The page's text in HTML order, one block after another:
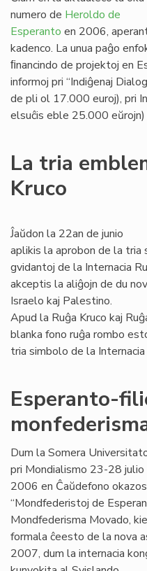
numero de Heroldo de
Esperanto en 2006,
kadenco. La unua paĝo
ﬁnancindo de projektoj en
informoj pri “Indiĝenaj
de pli ol 17.000 euroj), pri
elsuĉis eble 25.000 eŭrojn)
La tria
Kruco
Ĵaŭdon la 22an de junio
aplikis la aprobon de la
gvidantoj de la Internacia
akceptis la aliĝojn de du
Israelo kaj Palestino.
Apud la Ruĝa Kruco kaj
blanka fono ruĝa rombo
tria simbolo de la Internacia
Esperanto-
Dum la Somera
pri Mondialismo 23-28 julio
2006 en Ĉaŭdefono
“Mondfederistoj de
Mondfederisma Movado,
formala ĉeesto de la nova
2007, dum la internacia